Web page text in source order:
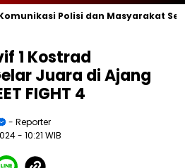
Polisi dan Masyarakat Sekolah
1 Kostrad
Juara di Ajang
FIGHT 4
- Reporter
- 10:21 WIB